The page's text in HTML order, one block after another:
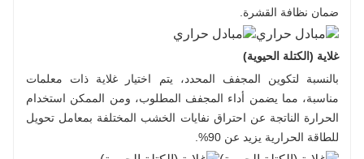
ضمان نظافة القشرة.
غلاية (الكتلة الحيوية)
بالنسبة لتكوين المجفف المحدد، يتم اختيار غلاية ذات معلمات
مناسبة، مما يضمن أداء المجفف المطلوب، ومن الممكن استخدام
الحرارة الناتجة عن احتراق نفايات الخشب المختلفة بمعامل تحويل
للطاقة الحرارية يزيد عن 90%.